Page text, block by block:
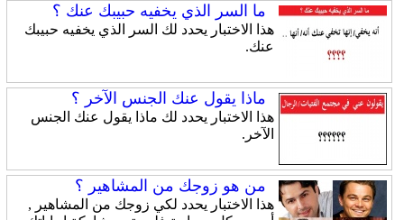
ما السر الذي يخفيه حبيبك عنك ؟
هذا الاختبار يحدد لك السر الذي يخفيه حبيبك
عنك.
ماذا يقول عنك الجنس الآخر ؟
هذا الاختبار يحدد لك ماذا يقول عنك الجنس
الآخر.
من هو زوجك من المشاهير ؟
هذا الاختبار يحدد لكي زوجك من المشاهير ,